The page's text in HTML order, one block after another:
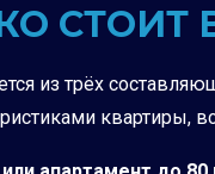
СТОИТ
из трёх
квартиры,